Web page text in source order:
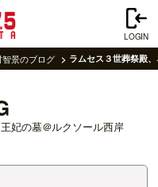
LOGIN
智景のブログ ラムセス３世葬祭殿
妃の墓＠ルクソール西岸